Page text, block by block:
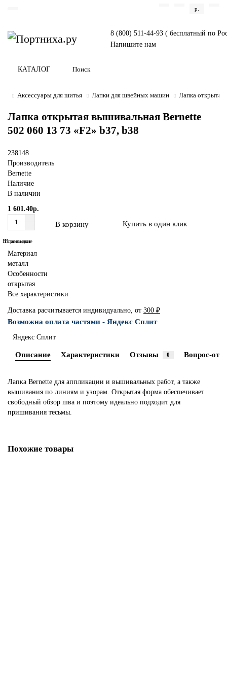
р.
8 (800) 511-44-93 ( бесплатный по
Напишите нам
КАТАЛОГ
Аксессуары для шитья Лапки для швейных машин Лапка
Лапка открытая вышивальная Bernette
502 060 13 73 «F2» b37, b38
238148
Производитель
Bernette
Наличие
В наличии
1 601.40р.
В корзину Купить в один клик
В закладки
В сравнение
Материал
металл
Особенности
открытая
Все характеристики
Доставка расчитывается индивидуально, от 300 ₽
Возможна оплата частями - Яндекс Сплит
Яндекс Сплит
Описание Характеристики Отзывы 0 Вопрос-
Лапка Bernette для аппликации и вышивальных работ, а также
вышивания по линиям и узорам. Открытая форма обеспечивает
свободный обзор шва и поэтому идеально подходит для
пришивания тесьмы.
Похожие товары